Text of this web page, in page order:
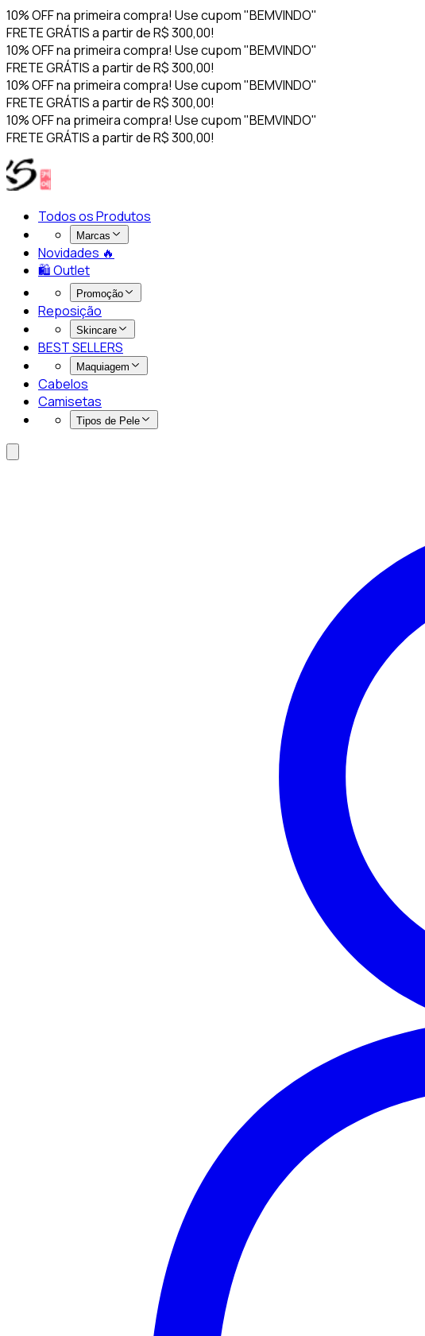
10% OFF na primeira compra! Use cupom "BEMVINDO"
FRETE GRÁTIS a partir de R$ 300,00!
10% OFF na primeira compra! Use cupom "BEMVINDO"
FRETE GRÁTIS a partir de R$ 300,00!
10% OFF na primeira compra! Use cupom "BEMVINDO"
FRETE GRÁTIS a partir de R$ 300,00!
10% OFF na primeira compra! Use cupom "BEMVINDO"
FRETE GRÁTIS a partir de R$ 300,00!
Todos os Produtos
Marcas
Novidades 🔥​
🛍️ Outlet
Promoção
Reposição
Skincare
BEST SELLERS
Maquiagem
Cabelos
Camisetas
Tipos de Pele